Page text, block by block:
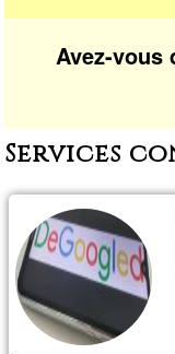
Avez-vous
Services